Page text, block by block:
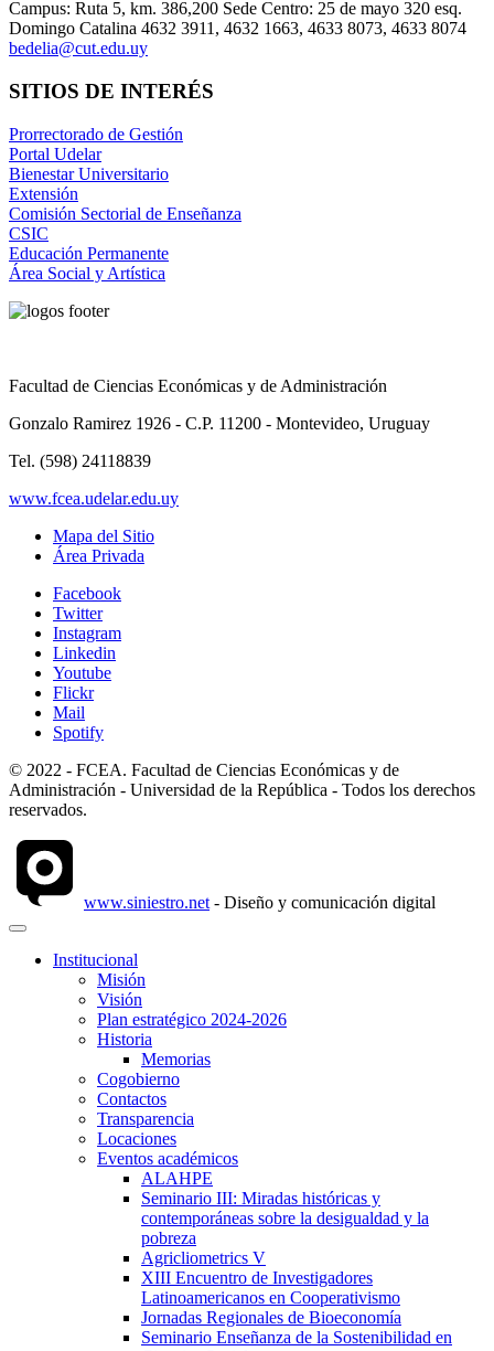
Campus: Ruta 5, km. 386,200 Sede Centro: 25 de mayo 320 esq.
Domingo Catalina 4632 3911, 4632 1663, 4633 8073, 4633 8074
bedelia@cut.edu.uy
SITIOS DE INTERÉS
Prorrectorado de Gestión
Portal Udelar
Bienestar Universitario
Extensión
Comisión Sectorial de Enseñanza
CSIC
Educación Permanente
Área Social y Artística
Facultad de Ciencias Económicas y de Administración
Gonzalo Ramirez 1926 - C.P. 11200 - Montevideo, Uruguay
Tel. (598) 24118839
www.fcea.udelar.edu.uy
Mapa del Sitio
Área Privada
Facebook
Twitter
Instagram
Linkedin
Youtube
Flickr
Mail
Spotify
© 2022 - FCEA. Facultad de Ciencias Económicas y de
Administración - Universidad de la República - Todos los derechos
reservados.
www.siniestro.net - Diseño y comunicación digital
Institucional
Misión
Visión
Plan estratégico 2024-2026
Historia
Memorias
Cogobierno
Contactos
Transparencia
Locaciones
Eventos académicos
ALAHPE
Seminario III: Miradas históricas y
contemporáneas sobre la desigualdad y la
pobreza
Agricliometrics V
XIII Encuentro de Investigadores
Latinoamericanos en Cooperativismo
Jornadas Regionales de Bioeconomía
Seminario Enseñanza de la Sostenibilidad en